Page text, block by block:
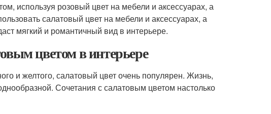
используя розовый цвет на мебели и аксессуарах, а
салатовый цвет на мебели и аксессуарах, а
мягкий и романтичный вид в интерьере.
цветом в интерьере
и желтого, салатовый цвет очень популярен. Жизнь,
Сочетания с салатовым цветом настолько